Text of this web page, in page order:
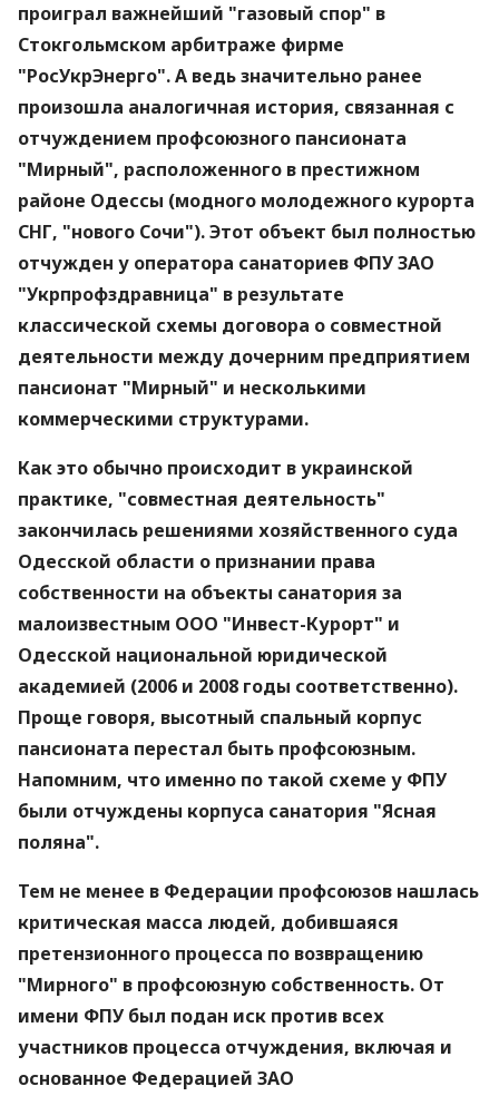
проиграл важнейший "газовый спор" в
Стокгольмском арбитраже фирме
"РосУкрЭнерго". А ведь значительно ранее
произошла аналогичная история, связанная с
отчуждением профсоюзного пансионата
"Мирный", расположенного в престижном
районе Одессы (модного молодежного курорта
СНГ, "нового Сочи"). Этот объект был полностью
отчужден у оператора санаториев ФПУ ЗАО
"Укрпрофздравница" в результате
классической схемы договора о совместной
деятельности между дочерним предприятием
пансионат "Мирный" и несколькими
коммерческими структурами.
Как это обычно происходит в украинской
практике, "совместная деятельность"
закончилась решениями хозяйственного суда
Одесской области о признании права
собственности на объекты санатория за
малоизвестным ООО "Инвест-Курорт" и
Одесской национальной юридической
академией (2006 и 2008 годы соответственно).
Проще говоря, высотный спальный корпус
пансионата перестал быть профсоюзным.
Напомним, что именно по такой схеме у ФПУ
были отчуждены корпуса санатория "Ясная
поляна".
Тем не менее в Федерации профсоюзов нашлась
критическая масса людей, добившаяся
претензионного процесса по возвращению
"Мирного" в профсоюзную собственность. От
имени ФПУ был подан иск против всех
участников процесса отчуждения, включая и
основанное Федерацией ЗАО